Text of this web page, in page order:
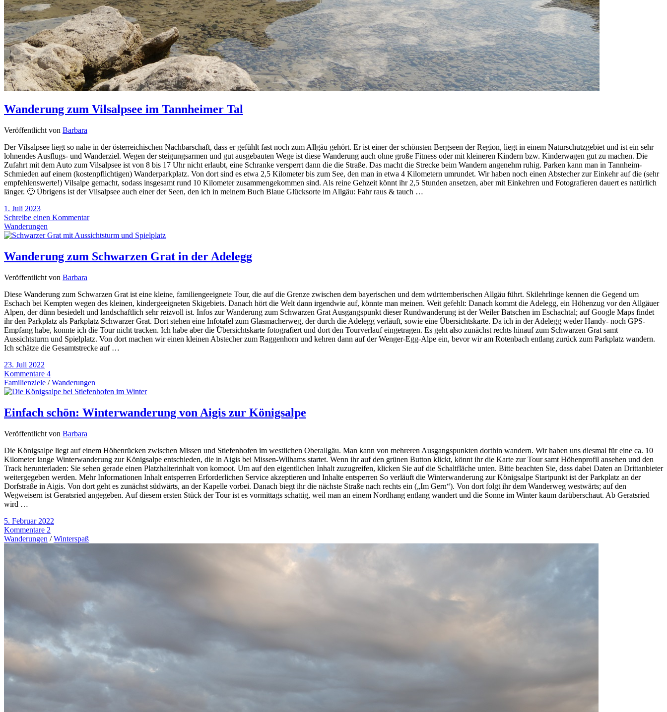
Wanderung zum Vilsalpsee im Tannheimer Tal
Veröffentlicht von Barbara
Der Vilsalpsee liegt so nahe in der österreichischen Nachbarschaft, dass er gefühlt fast noch zum Allgäu gehört. Er ist einer der schönsten Bergseen der Region, liegt in einem Naturschutzgebiet und ist ein sehr
lohnendes Ausflugs- und Wanderziel. Wegen der steigungsarmen und gut ausgebauten Wege ist diese Wanderung auch ohne große Fitness oder mit kleineren Kindern bzw. Kinderwagen gut zu machen. Die
Zufahrt mit dem Auto zum Vilsalpsee ist von 8 bis 17 Uhr nicht erlaubt, eine Schranke versperrt dann die die Straße. Das macht die Strecke beim Wandern angenehm ruhig. Parken kann man in Tannheim-
Schmieden auf einem (kostenpflichtigen) Wanderparkplatz. Von dort sind es etwa 2,5 Kilometer bis zum See, den man in etwa 4 Kilometern umrundet. Wir haben noch einen Abstecher zur Einkehr auf die (sehr
empfehlenswerte!) Vilsalpe gemacht, sodass insgesamt rund 10 Kilometer zusammengekommen sind. Als reine Gehzeit könnt ihr 2,5 Stunden ansetzen, aber mit Einkehren und Fotografieren dauert es natürlich
länger. 🙂 Übrigens ist der Vilsalpsee auch einer der Seen, den ich in meinem Buch Blaue Glücksorte im Allgäu: Fahr raus & tauch …
1. Juli 2023
Schreibe einen Kommentar
Wanderungen
Wanderung zum Schwarzen Grat in der Adelegg
Veröffentlicht von Barbara
Diese Wanderung zum Schwarzen Grat ist eine kleine, familiengeeignete Tour, die auf die Grenze zwischen dem bayerischen und dem württemberischen Allgäu führt. Skilehrlinge kennen die Gegend um
Eschach bei Kempten wegen des kleinen, kindergeeigneten Skigebiets. Danach hört die Welt dann irgendwie auf, könnte man meinen. Weit gefehlt: Danach kommt die Adelegg, ein Höhenzug vor den Allgäuer
Alpen, der dünn besiedelt und landschaftlich sehr reizvoll ist. Infos zur Wanderung zum Schwarzen Grat Ausgangspunkt dieser Rundwanderung ist der Weiler Batschen im Eschachtal; auf Google Maps findet
ihr den Parkplatz als Parkplatz Schwarzer Grat. Dort stehen eine Infotafel zum Glasmacherweg, der durch die Adelegg verläuft, sowie eine Übersichtskarte. Da ich in der Adelegg weder Handy- noch GPS-
Empfang habe, konnte ich die Tour nicht tracken. Ich habe aber die Übersichtskarte fotografiert und dort den Tourverlauf eingetragen. Es geht also zunächst rechts hinauf zum Schwarzen Grat samt
Aussichtsturm und Spielplatz. Von dort machen wir einen kleinen Abstecher zum Raggenhorn und kehren dann auf der Wenger-Egg-Alpe ein, bevor wir am Rotenbach entlang zurück zum Parkplatz wandern.
Ich schätze die Gesamtstrecke auf …
23. Juli 2022
Kommentare 4
Familienziele /Wanderungen
Einfach schön: Winterwanderung von Aigis zur Königsalpe
Veröffentlicht von Barbara
Die Königsalpe liegt auf einem Höhenrücken zwischen Missen und Stiefenhofen im westlichen Oberallgäu. Man kann von mehreren Ausgangspunkten dorthin wandern. Wir haben uns diesmal für eine ca. 10
Kilometer lange Winterwanderung zur Königsalpe entschieden, die in Aigis bei Missen-Wilhams startet. Wenn ihr auf den grünen Button klickt, könnt ihr die Karte zur Tour samt Höhenprofil ansehen und den
Track herunterladen: Sie sehen gerade einen Platzhalterinhalt von komoot. Um auf den eigentlichen Inhalt zuzugreifen, klicken Sie auf die Schaltfläche unten. Bitte beachten Sie, dass dabei Daten an Drittanbieter
weitergegeben werden. Mehr Informationen Inhalt entsperren Erforderlichen Service akzeptieren und Inhalte entsperren So verläuft die Winterwanderung zur Königsalpe Startpunkt ist der Parkplatz an der
Dorfstraße in Aigis. Von dort geht es zunächst südwärts, an der Kapelle vorbei. Danach biegt ihr die nächste Straße nach rechts ein („Im Gern“). Von dort folgt ihr dem Wanderweg westwärts; auf den
Wegweisern ist Geratsried angegeben. Auf diesem ersten Stück der Tour ist es vormittags schattig, weil man an einem Nordhang entlang wandert und die Sonne im Winter kaum darüberschaut. Ab Geratsried
wird …
5. Februar 2022
Kommentare 2
Wanderungen /Winterspaß